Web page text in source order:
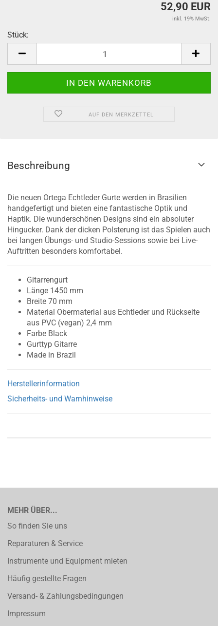
52,90 EUR
inkl. 19% MwSt.
Stück:
AUF DEN MERKZETTEL
Beschreibung
Die neuen Ortega Echtleder Gurte werden in Brasilien
handgefertigt und bieten eine fantastische Optik und
Haptik. Die wunderschönen Designs sind ein absoluter
Hingucker. Dank der dicken Polsterung ist das Spielen auch
bei langen Übungs- und Studio-Sessions sowie bei Live-
Auftritten besonders komfortabel.
Gitarrengurt
Länge 1450 mm
Breite 70 mm
Material Obermaterial aus Echtleder und Rückseite
aus PVC (vegan) 2,4 mm
Farbe Black
Gurttyp Gitarre
Made in Brazil
Herstellerinformation
Sicherheits- und Warnhinweise
MEHR ÜBER...
So finden Sie uns
Reparaturen & Service
Instrumente und Equipment mieten
Häufig gestellte Fragen
Versand- & Zahlungsbedingungen
Impressum